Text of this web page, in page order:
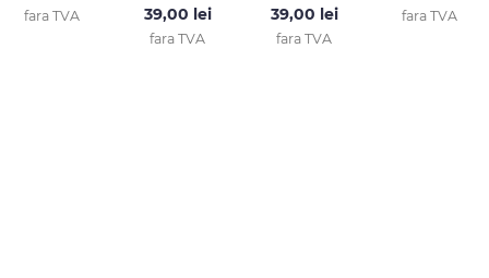
fara TVA 39,00 lei
fara TVA
39,00 lei
fara TVA
fara TVA